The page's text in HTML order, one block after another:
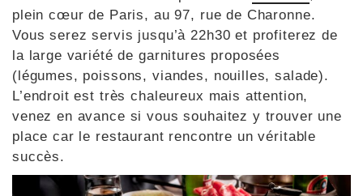
plein cœur de Paris, au 97, rue de Charonne.
Vous serez servis jusqu’à 22h30 et profiterez de
la large variété de garnitures proposées
(légumes, poissons, viandes, nouilles, salade).
L’endroit est très chaleureux mais attention,
venez en avance si vous souhaitez y trouver une
place car le restaurant rencontre un véritable
succès.